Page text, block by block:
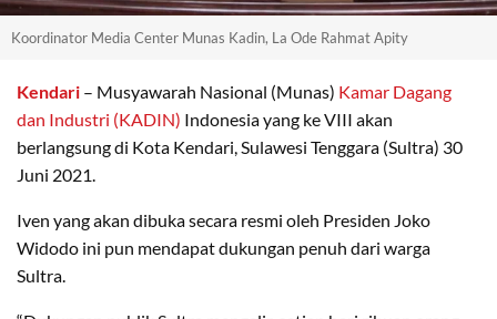
Koordinator Media Center Munas Kadin, La Ode Rahmat Apity
Kendari – Musyawarah Nasional (Munas) Kamar Dagang
dan Industri (KADIN) Indonesia yang ke VIII akan
berlangsung di Kota Kendari, Sulawesi Tenggara (Sultra) 30
Juni 2021.
Iven yang akan dibuka secara resmi oleh Presiden Joko
Widodo ini pun mendapat dukungan penuh dari warga
Sultra.